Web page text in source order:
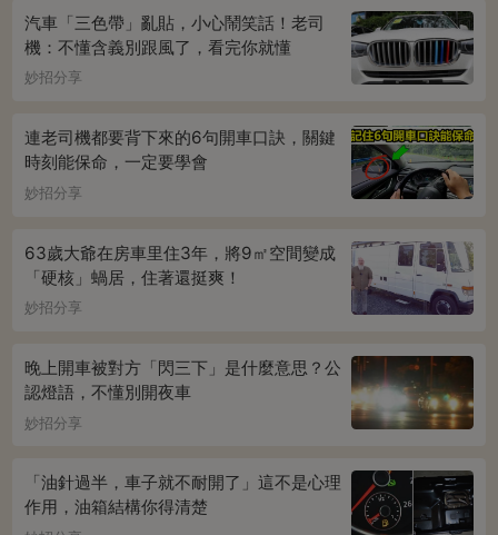
汽車「三色帶」亂貼，小心鬧笑話！老司
機：不懂含義別跟風了，看完你就懂
妙招分享
連老司機都要背下來的6句開車口訣，關鍵
時刻能保命，一定要學會
妙招分享
63歲大爺在房車里住3年，將9㎡空間變成
「硬核」蝸居，住著還挺爽！
妙招分享
晚上開車被對方「閃三下」是什麼意思？公
認燈語，不懂別開夜車
妙招分享
「油針過半，車子就不耐開了」這不是心理
作用，油箱結構你得清楚